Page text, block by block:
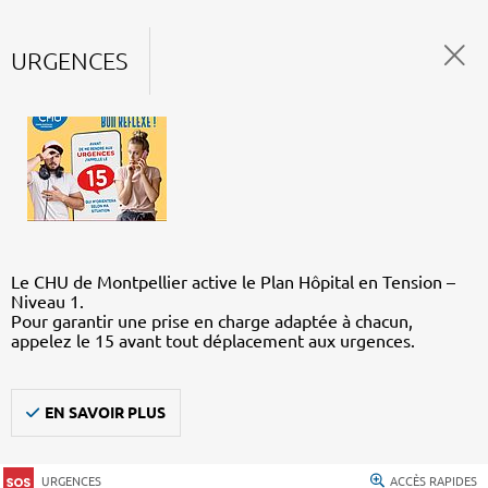
URGENCES
Le CHU de Montpellier active le Plan Hôpital en Tension –
Niveau 1.
Pour garantir une prise en charge adaptée à chacun,
appelez le 15 avant tout déplacement aux urgences.
EN SAVOIR PLUS
URGENCES ACCÈS RAPIDES